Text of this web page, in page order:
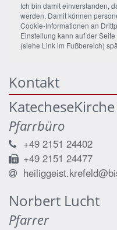
Ich bin damit einverstanden,
werden. Damit können
Cookie-Informationen an
Einstellung kann auf der
(siehe Link im Fußbereich)
Kontakt
Pfarrbüro
+49 2151 24402
+49 2151 24477
Norbert Lucht
Pfarrer